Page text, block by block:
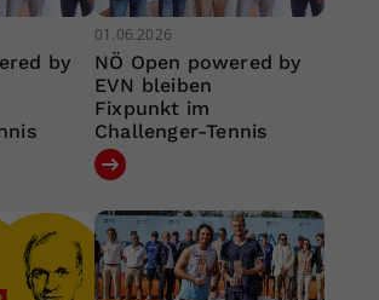
by
01.06.2026
NÖ Open powered by
EVN bleiben
Fixpunkt im
Challenger-Tennis